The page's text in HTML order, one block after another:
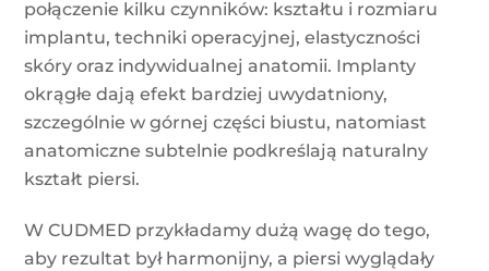
połączenie kilku czynników: kształtu i rozmiaru
implantu, techniki operacyjnej, elastyczności
skóry oraz indywidualnej anatomii. Implanty
okrągłe dają efekt bardziej uwydatniony,
szczególnie w górnej części biustu, natomiast
anatomiczne subtelnie podkreślają naturalny
kształt piersi.
W CUDMED przykładamy dużą wagę do tego,
aby rezultat był harmonijny, a piersi wyglądały